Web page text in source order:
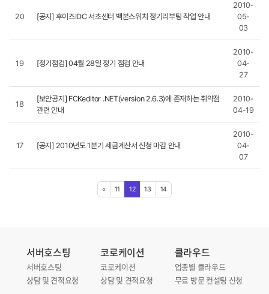
20 [공지] 후이즈IDC 서초센터 백본스위치 정기리부팅 작업 안내
2010-
05-
03
19 [정기점검] 04월 28일 정기 점검 안내
2010-
04-
27
18
[보안공지] FCKeditor .NET(version 2.6.3)에 존재하는 취약점
관련 안내
2010-
04-19
17 [공지] 2010년도 1분기 세금계산서 신청 마감 안내
2010-
04-
07
« 11 12 13 14
서버호스팅
서버호스팅
상담 및 견적요청
코로케이션
코로케이션
상담 및 견적요청
클라우드
업종별 클라우드
무료 방문 컨설팅 신청